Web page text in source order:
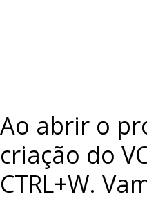
Ao abrir o
criação do
CTRL+W.